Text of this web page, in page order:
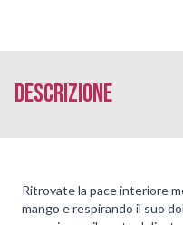
Descrizione
Ritrovate la pace interiore
mango e respirando il suo